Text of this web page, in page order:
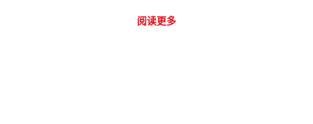
阅读更多